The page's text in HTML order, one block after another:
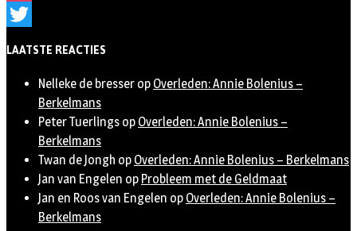
Instagram
LAATSTE REACTIES
Nelleke de bresser op Overleden: Annie Bolenius –
Berkelmans
Peter Tuerlings op Overleden: Annie Bolenius –
Berkelmans
Twan de Jongh op Overleden: Annie Bolenius – Berkelmans
Jan van Engelen op Probleem met de Geldmaat
Jan en Roos van Engelen op Overleden: Annie Bolenius –
Berkelmans